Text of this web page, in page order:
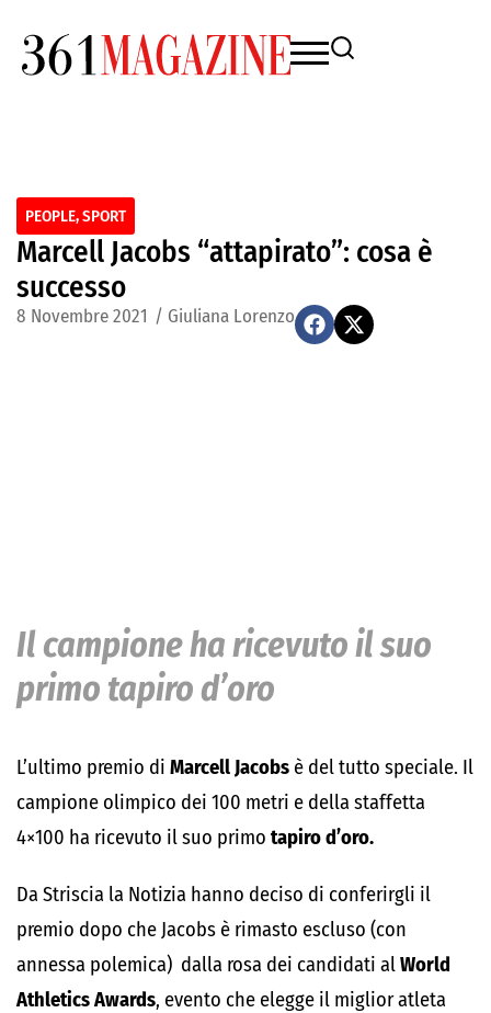
PEOPLE,SPORT
Marcell Jacobs “attapirato”: cosa è
successo
8 Novembre 2021 / Giuliana Lorenzo
Il campione ha ricevuto il suo
primo tapiro d’oro
L’ultimo premio di Marcell Jacobs è del tutto speciale. Il
campione olimpico dei 100 metri e della staffetta
4×100 ha ricevuto il suo primo tapiro d’oro.
Da Striscia la Notizia hanno deciso di conferirgli il
premio dopo che Jacobs è rimasto escluso (con
annessa polemica) dalla rosa dei candidati alWorld
Athletics Awards, evento che elegge il miglior atleta